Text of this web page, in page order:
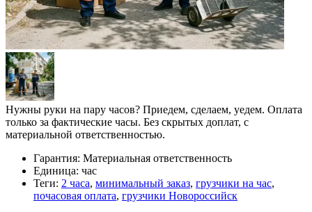
Нужны руки на пару часов? Приедем, сделаем, уедем. Оплата
только за фактические часы. Без скрытых доплат, с
материальной ответственностью.
Гарантия: Материальная ответственность
Единица: час
Теги: 2 часа, минимальный заказ, грузчики на час,
почасовая оплата, грузчики Новороссийск